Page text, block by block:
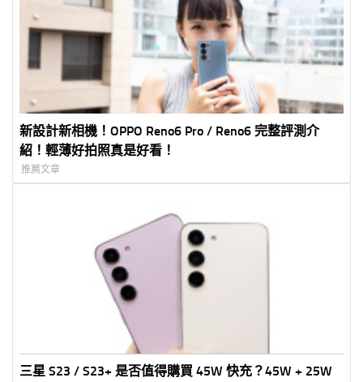
新設計新相機！OPPO Reno6 Pro / Reno6 完整評測介
紹！輕薄好拍照真是好看！
推薦文章
三星 S23 / S23+ 是否值得購買 45W 快充？45W + 25W